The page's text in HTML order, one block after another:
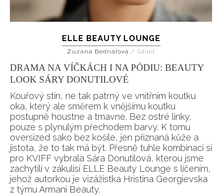
ELLE BEAUTY LOUNGE
Zuzana Bednářová / Sdílet
DRAMA NA VÍČKÁCH I NA PÓDIU: BEAUTY
LOOK SÁRY DONUTILOVÉ
Kouřový stín, ne tak patrný ve vnitřním koutku
oka, který ale směrem k vnějšímu koutku
postupně houstne a tmavne. Bez ostré linky,
pouze s plynulým přechodem barvy. K tomu
oversized sako bez košile, jen přiznaná kůže a
jistota, že to tak má být. Přesně tuhle kombinaci si
pro KVIFF vybrala Sára Donutilová, kterou jsme
zachytili v zákulisí ELLE Beauty Lounge s líčením,
jehož autorkou je vizážistka Hristina Georgievska
z týmu Armani Beauty.